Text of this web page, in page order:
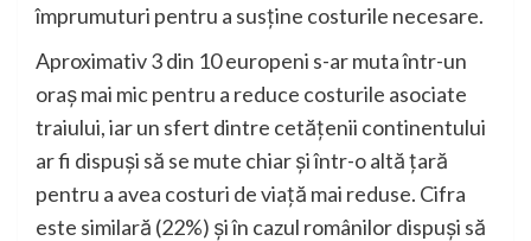
împrumuturi pentru a susține costurile necesare.
Aproximativ 3 din 10 europeni s-ar muta într-un
oraș mai mic pentru a reduce costurile asociate
traiului, iar un sfert dintre cetățenii continentului
ar fi dispuși să se mute chiar și într-o altă țară
pentru a avea costuri de viață mai reduse. Cifra
este similară (22%) și în cazul românilor dispuși să